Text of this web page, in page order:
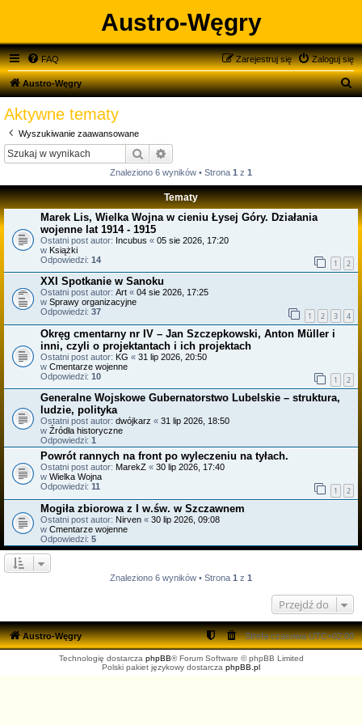
Austro-Węgry
FAQ Zaloguj się
Zarejestruj się
Austro-Węgry
S
Aktywne tematy
Wyszukiwanie zaawansowane
Szukaj
Znaleziono 6 wyników • Strona 1 z 1
Tematy
Marek Lis, Wielka Wojna w cieniu Łysej Góry. Działania
wojenne lat 1914 - 1915
Ostatni post autor: Incubus « 05 sie 2026, 17:20
w Książki
Odpowiedzi: 14 1 2
XXI Spotkanie w Sanoku
Ostatni post autor: Art « 04 sie 2026, 17:25
w Sprawy organizacyjne
Odpowiedzi: 37 1 2 3 4
Okręg cmentarny nr IV – Jan Szczepkowski, Anton Müller i
inni, czyli o projektantach i ich projektach
Ostatni post autor: KG « 31 lip 2026, 20:50
w Cmentarze wojenne
Odpowiedzi: 10 1 2
Generalne Wojskowe Gubernatorstwo Lubelskie – struktura,
ludzie, polityka
Ostatni post autor: dwójkarz « 31 lip 2026, 18:50
w Źródła historyczne
Odpowiedzi: 1
Powrót rannych na front po wyleczeniu na tyłach.
Ostatni post autor: MarekZ « 30 lip 2026, 17:40
w Wielka Wojna
Odpowiedzi: 11 1 2
Mogiła zbiorowa z I w.św. w Szczawnem
Ostatni post autor: Nirven « 30 lip 2026, 09:08
w Cmentarze wojenne
Odpowiedzi: 5
Znaleziono 6 wyników • Strona 1 z 1
Przejdź do
Austro-Węgry Strefa czasowaUTC+02:00
Technologię dostarcza phpBB® Forum Software © phpBB Limited
Polski pakiet językowy dostarcza phpBB.pl